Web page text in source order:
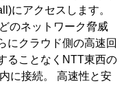
にアクセスします。
のネットワーク脅威
にクラウド側の高速回
ることなくNTT東西の
に接続。 高速性と安